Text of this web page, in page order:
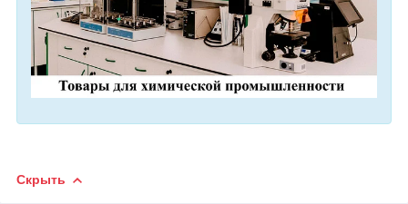
Скрыть